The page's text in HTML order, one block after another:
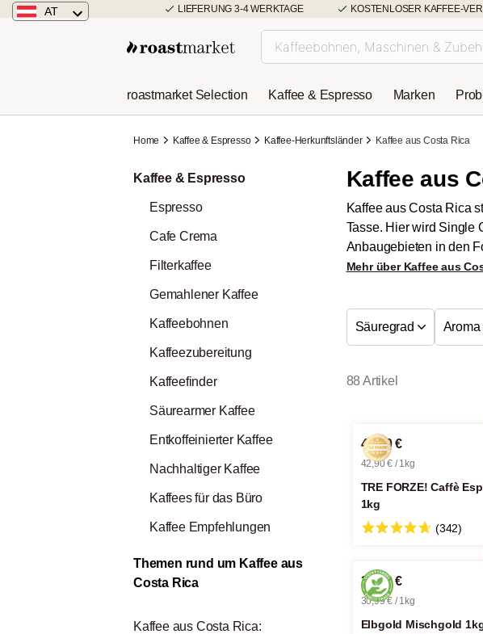
LIEFERUNG 3-4 WERKTAGE KOSTENLOSER KAFFEE-
AT
Niederlande
roastmarket Selection Kaffee & Espresso Marken
Home Kaffee & Espresso Kaffee-Herkunftsländer Kaffee aus Costa Rica
Kaffee & Espresso
Espresso
Cafe Crema
Filterkaffee
Gemahlener Kaffee
Kaffeebohnen
Kaffeezubereitung
Kaffeefinder
Säurearmer Kaffee
Entkoffeinierter Kaffee
Nachhaltiger Kaffee
Kaffees für das Büro
Kaffee Empfehlungen
Themen rund um Kaffee aus
Costa Rica
Kaffee aus Costa Rica:
Kaffee aus
Kaffee aus Costa Rica
Tasse. Hier wird Single
Anbaugebieten in den
Mehr über Kaffee aus
Säuregrad Aroma
88 Artikel
42,90 €
42,90 € / 1kg
TRE FORZE! Caffè
1kg
(342)
30,99 €
30,99 € / 1kg
Elbgold Mischgold